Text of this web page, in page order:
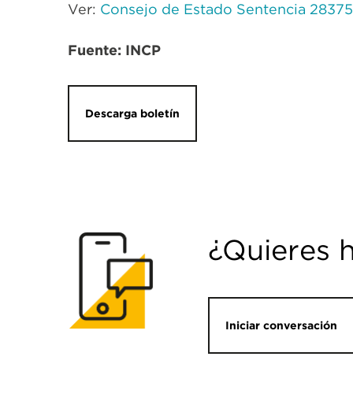
Ver: Consejo de Estado Sentencia
Fuente: INCP
Descarga boletín
¿Quieres
Iniciar conversación